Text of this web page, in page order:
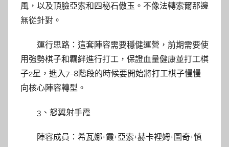
風，以及頂臉亞索和四秘石傲玉。不像法轉索爾那邊
無從針對。
運行思路：這套陣容需要穩健運營，前期需要使
用強勢棋子和羈絆進行打工，保證血量健康並打工棋
子2星，進入7-8階段的時候要開始將打工棋子慢慢
向核心陣容轉型。
3、怒翼射手霞
陣容成員：希瓦娜+霞+亞索+赫卡裡姆+圖奇+慎